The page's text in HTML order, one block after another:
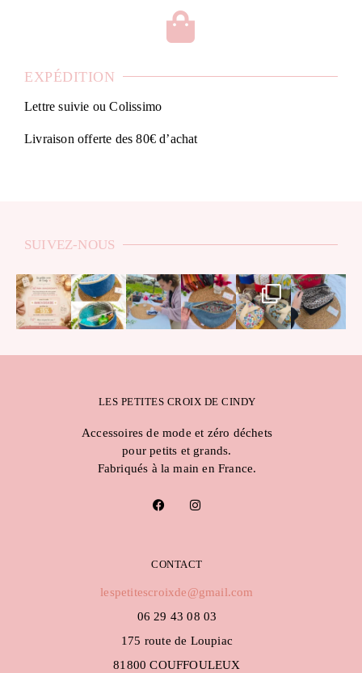
EXPÉDITION
Lettre suivie ou Colissimo
Livraison offerte des 80€ d’achat
SUIVEZ-NOUS
LES PETITES CROIX DE CINDY
Accessoires de mode et zéro déchets
pour petits et grands.
Fabriqués à la main en France.
F
a
o
o
I
n
g
r
m
CONTACT
lespetitescroixde@gmail.com
06 29 43 08 03
175 route de Loupiac
81800 COUFFOULEUX